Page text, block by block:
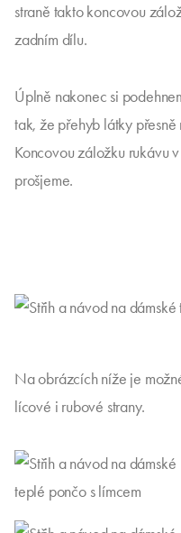
straně takto koncovou
zadním dílu.
Úplně nakonec si
tak, že přehyb látky
Koncovou záložku rukávu
prošjeme.
Na obrázcích níže je
lícové i rubové strany.